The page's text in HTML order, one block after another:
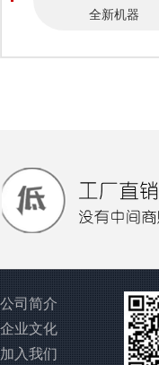
全新机器
公司简介
企业文化
加入我们